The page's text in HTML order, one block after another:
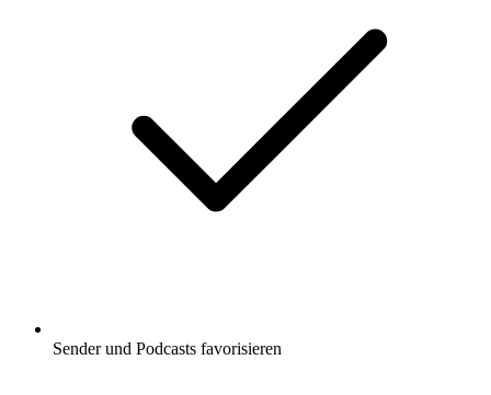
Sender und Podcasts favorisieren